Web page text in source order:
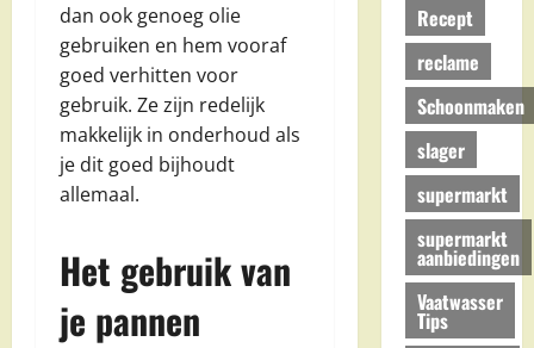
dan ook genoeg olie
gebruiken en hem vooraf
goed verhitten voor
gebruik. Ze zijn redelijk
makkelijk in onderhoud als
je dit goed bijhoudt
allemaal.
Het gebruik van
je pannen
Recept
reclame
Schoonmaken
slager
supermarkt
supermarkt
aanbiedingen
Vaatwasser
Tips